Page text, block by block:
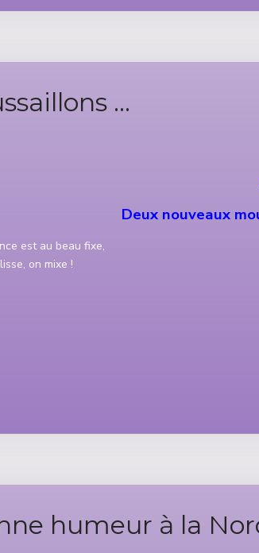
...
Deux nouveaux
est au beau fixe,
on mixe !
humeur à la